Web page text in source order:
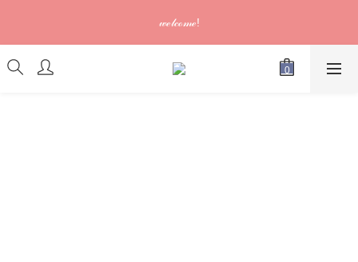
電郵為準)
𝓌ℯ𝓁𝒸ℴ𝓂ℯ!
訂單可供取貨/發貨後會發出電郵通知，請填妥正確資料 (*通知以
電郵為準)